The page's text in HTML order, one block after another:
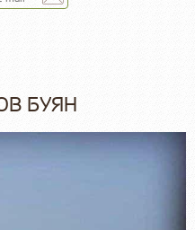
БУЯН